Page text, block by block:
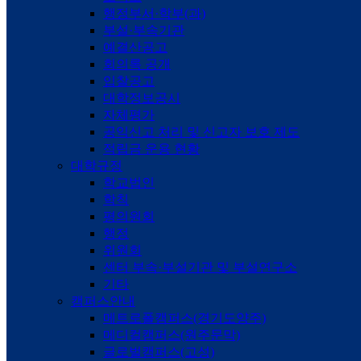
행정부서·학부(과)
부설·부속기관
예결산공고
회의록 공개
입찰공고
대학정보공시
자체평가
공익신고 처리 및 신고자 보호 제도
적립금 운용 현황
대학규정
학교법인
학칙
평의원회
행정
위원회
센터 부속·부설기관 및 부설연구소
기타
캠퍼스안내
메트로폴캠퍼스(경기도양주)
메디컬캠퍼스(원주문막)
글로벌캠퍼스(고성)